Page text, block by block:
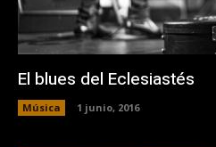
El blues del Eclesiastés
Música 1 junio, 2016